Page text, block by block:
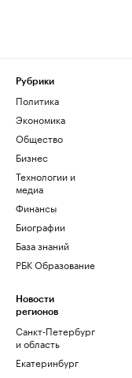
Рубрики
Политика
Экономика
Общество
Бизнес
Технологии и
медиа
Финансы
Биографии
База знаний
РБК Образование
Новости
регионов
Санкт-Петербург
и область
Екатеринбург